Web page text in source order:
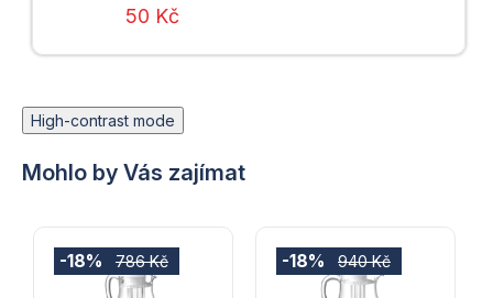
50 Kč
High-contrast mode
Mohlo by Vás zajímat
786 Kč
-18% 940 Kč
-18%